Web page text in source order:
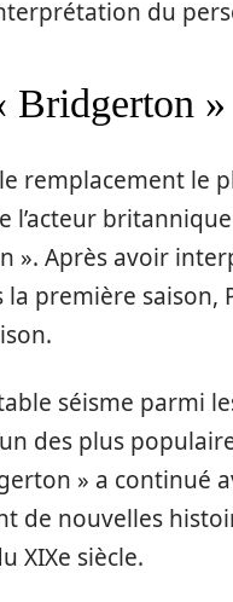
du
Bridgerton »
remplacement le
». Après avoir
première saison,
séisme parmi
des plus
» a continué
de nouvelles
XIXe siècle.